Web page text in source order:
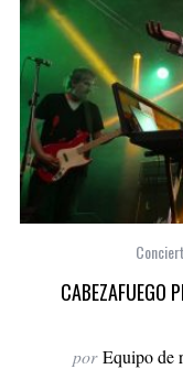
CABEZAFUEGO
por Equipo de